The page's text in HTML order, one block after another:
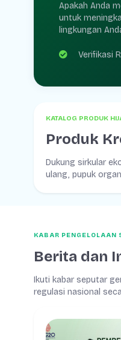
Apakah Anda
untuk
lingkungan
Verifikasi
KATALOG PRODUK
Produk
Dukung sirkular
ulang, pupuk
KABAR PENGELOLAAN
Berita dan
Ikuti kabar seputar
regulasi nasional